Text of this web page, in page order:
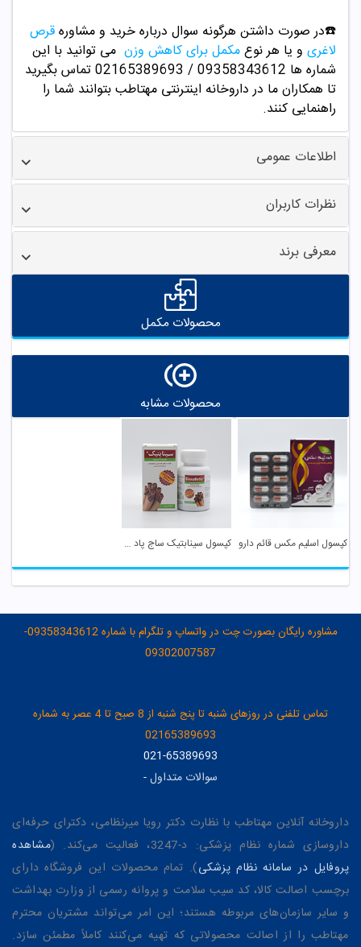
☎️در صورت داشتن هرگونه سوال درباره خرید ومشاورهقرص
لاغری و یا هر نوعمکمل برای کاهش وزن می توانید با این
شماره ها 09358343612 / 02165389693
تماس بگیرید
تا همکاران ما در داروخانه اینترنتی مهتاطب بتوانند شما را
راهنمایی کنند.
اطلاعات عمومی
نظرات کاربران
معرفی برند
محصولات مکمل
محصولات مشابه
کپسول اسلیم مکس قائم دارو کپسول سینابتیک ساج پاد دارو
مشاوره رایگان بصورت چت در واتساپ و تلگرام با شماره 09358343612-
09302007587
تماس تلفنی در روزهای شنبه تا پنج شنبه از 8 صبح تا 4 عصر به شماره
02165389693
021-65389693
سوالات متداول-
داروخانه آنلاین مهتاطب با نظارت دکتر رویا میرنظامی، دکترای حرفه‌ای
داروسازی شماره نظام پزشکی: د-3247، فعالیت می‌کند. (
مشاهده
پروفایل در سامانه نظام پزشکی). تمام محصولات این فروشگاه دارای
برچسب اصالت کالا، کد سیب سلامت و پروانه رسمی از وزارت بهداشت
و سایر سازمان‌های مربوطه هستند؛ این امر می‌تواند مشتریان محترم
مهتاطب را از اصالت محصولاتی که تهیه می‌کنند کاملاً مطمئن سازد.